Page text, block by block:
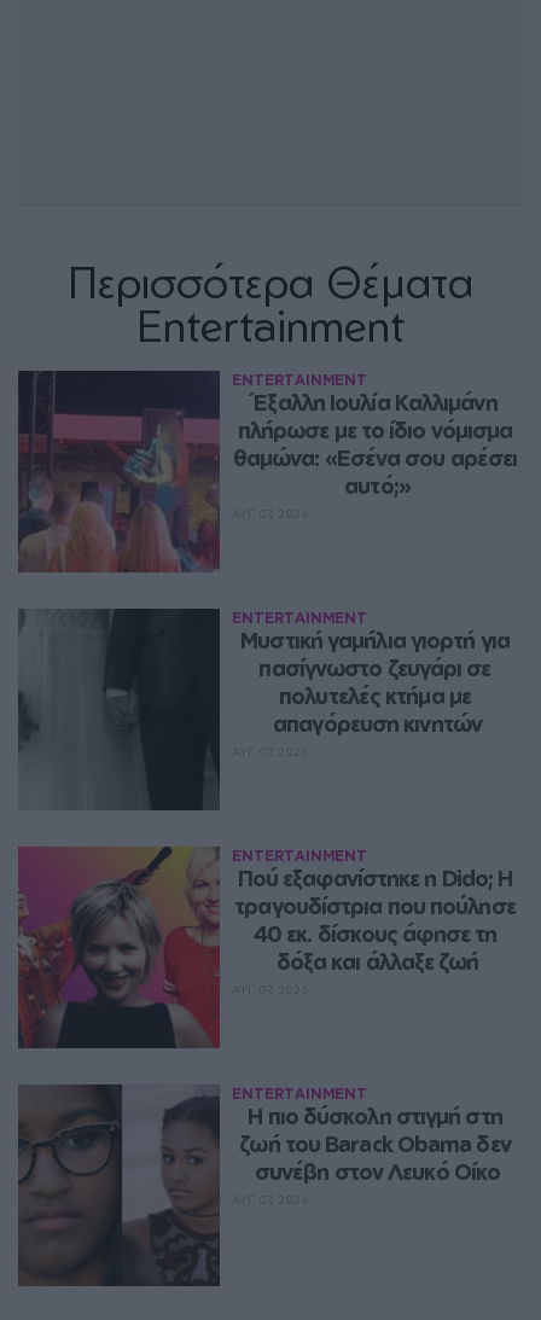
Περισσότερα Θέματα
Entertainment
ENTERTAINMENT
Έξαλλη Ιουλία Καλλιμάνη
πλήρωσε με το ίδιο νόμισμα
θαμώνα: «Εσένα σου αρέσει
αυτό;»
ENTERTAINMENT
Μυστική γαμήλια γιορτή για
πασίγνωστο ζευγάρι σε
πολυτελές κτήμα με
απαγόρευση κινητών
ENTERTAINMENT
Πού εξαφανίστηκε η Dido; Η
τραγουδίστρια που πούλησε
40 εκ. δίσκους άφησε τη
δόξα και άλλαξε ζωή
ENTERTAINMENT
Η πιο δύσκολη στιγμή στη
ζωή του Barack Obama δεν
συνέβη στον Λευκό Οίκο